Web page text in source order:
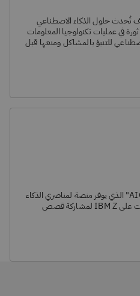
تُحدث حلول الذكاء الاصطناعي
لعمليات تقنية المعلومات من IBM ثورة في عمليات تكنولوجيا المعلومات
للتنبؤ بالمشاكل ومنعها قبل
استمع إلى بودكاست "AIOps Corner" الذي يوفر منصة لمناصري الذكاء
الاصطناعي لعمليات تقنية المعلومات على IBM Z لمشاركة قصص